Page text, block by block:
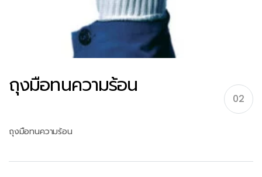
ถุงมือทนความร้อน
02
ถุงมือทนความร้อน